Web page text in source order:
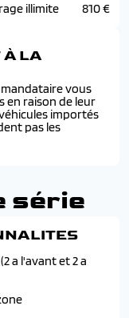
illimite 810 €
À LA
vous
en raison de leur
importés
pas les
série
a l'avant et 2 a